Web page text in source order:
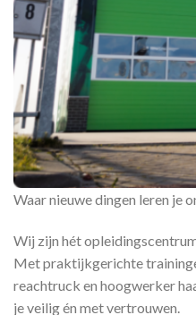
Waar nieuwe dingen leren je
Wij zijn hét
Met praktijkgerichte
reachtruck en hoogwerker
je veilig én met vertrouwen.